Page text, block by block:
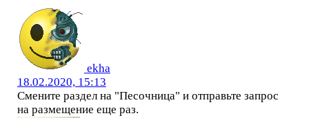
ekha
18.02.2020, 15:13
Смените раздел на "Песочница" и отправьте запрос
на размещение еще раз.